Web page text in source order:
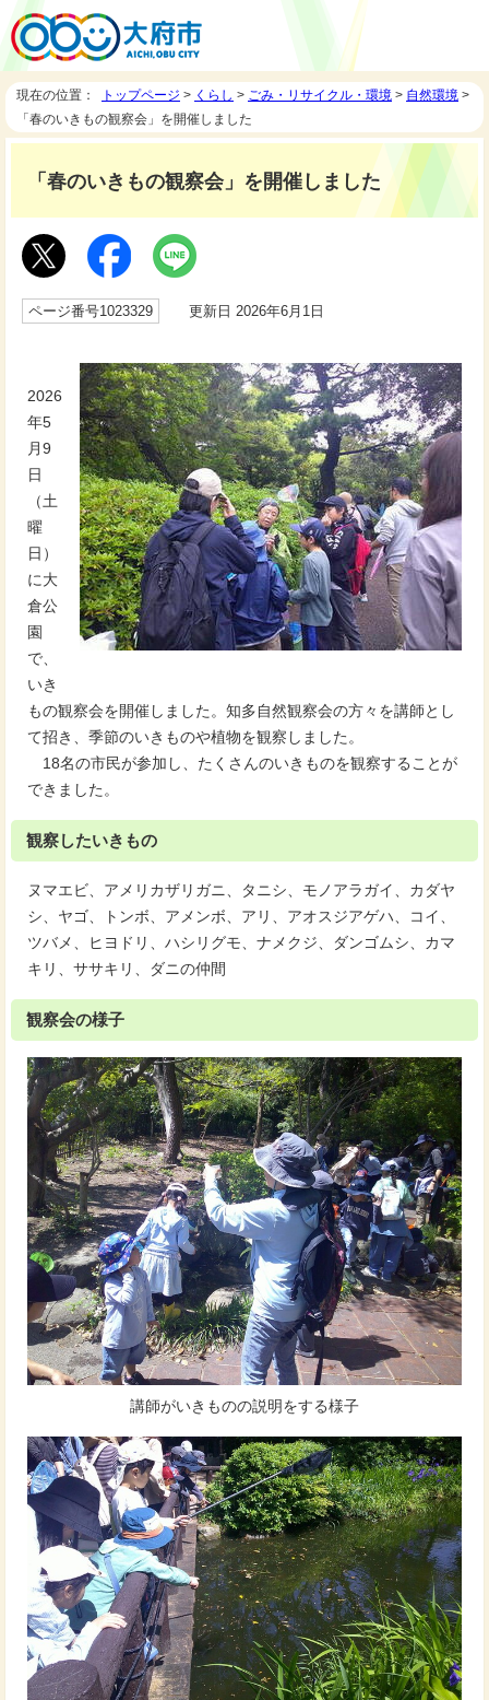
現在の位置： トップページ > くらし > ごみ・リサイクル・環境 > 自然環境 >
「春のいきもの観察会」を開催しました
「春のいきもの観察会」を開催しました
ページ番号1023329 更新日 2026年6月1日
2026
年5
月9
日
（土
曜
日）
に大
倉公
園
で、
いき
もの観察会を開催しました。知多自然観察会の方々を講師とし
て招き、季節のいきものや植物を観察しました。
18名の市民が参加し、たくさんのいきものを観察することが
できました。
観察したいきもの
ヌマエビ、アメリカザリガニ、タニシ、モノアラガイ、カダヤ
シ、ヤゴ、トンボ、アメンボ、アリ、アオスジアゲハ、コイ、
ツバメ、ヒヨドリ、ハシリグモ、ナメクジ、ダンゴムシ、カマ
キリ、ササキリ、ダニの仲間
観察会の様子
講師がいきものの説明をする様子